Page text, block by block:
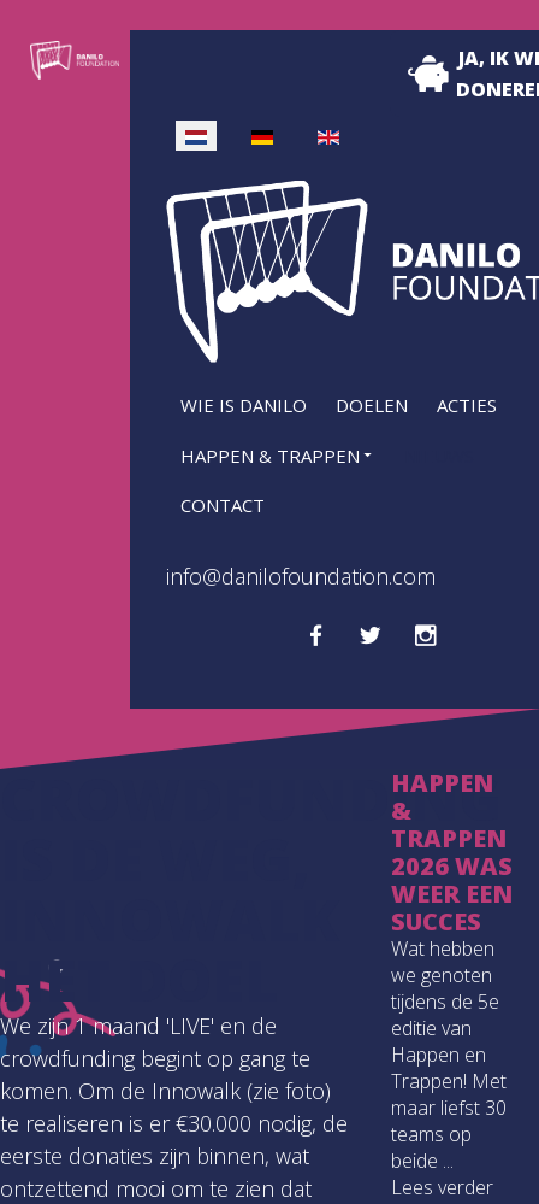
Selecteer de taal
WIE IS DANILO DOELEN ACTIES
HAPPEN & TRAPPEN
CONTACT
info@danilofoundation.com
JA, IK
CROWDFUNDING
HET DOEL
We zijn 1 maand 'LIVE' en de
crowdfunding begint op gang te
komen. Om de Innowalk (zie foto)
te realiseren is er €30.000 nodig, de
eerste donaties zijn binnen, wat
ontzettend mooi om te zien dat
HAPPEN
&
TRAPPEN
2026 WAS
WEER EEN
SUCCES
Wat hebben
we genoten
tijdens de 5e
editie van
Happen en
Trappen! Met
maar liefst 30
teams op
beide ...
Lees verder